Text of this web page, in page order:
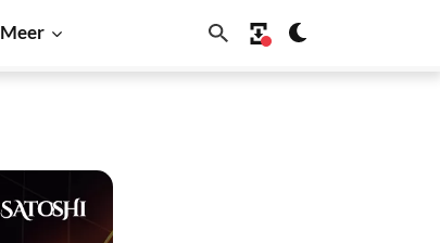
Meer